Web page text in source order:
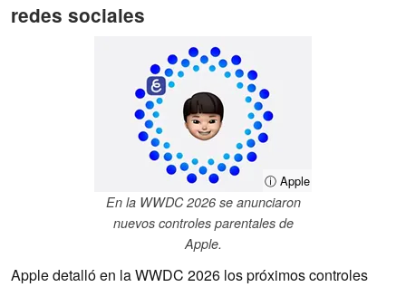
redes sociales
ⓘ Apple
En la WWDC 2026 se anunciaron
nuevos controles parentales de
Apple.
Apple detalló en la WWDC 2026 los próximos controles